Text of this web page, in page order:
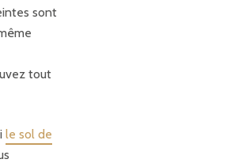
sont
tout
le sol de